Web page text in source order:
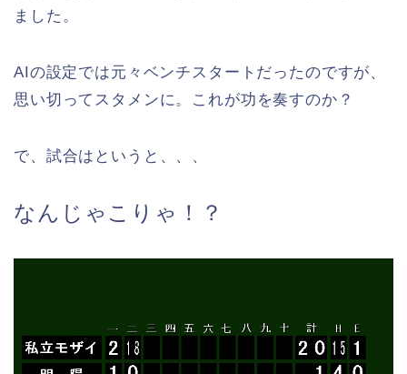
ました。
AIの設定では元々ベンチスタートだったのですが、
思い切ってスタメンに。これが功を奏すのか？
で、試合はというと、、、
なんじゃこりゃ！？